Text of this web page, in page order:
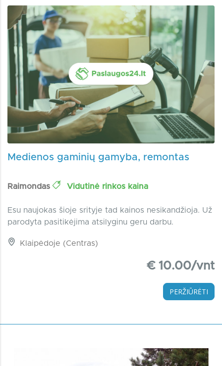
Medienos gaminių gamyba, remontas
Raimondas Vidutinė rinkos kaina
Esu naujokas šioje srityje tad kainos nesikandžioja. Už
parodyta pasitikėjima atsilyginu geru darbu.
Klaipėdoje (Centras)
€ 10.00/vnt
PERŽIŪRĖTI